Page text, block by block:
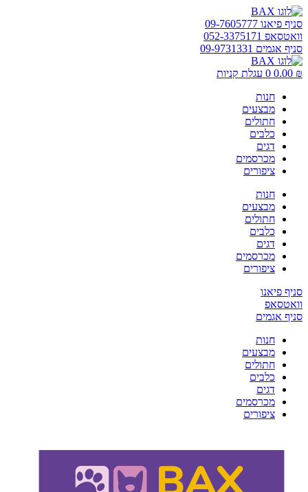
דלג
לתוכן
סניף פיאנו 09-7605777
וואטסאפ 052-3375171
סניף אגמים 09-9731331
0.00 ₪
0 עגלת קניות
חנות
מבצעים
חתולים
כלבים
דגים
מכרסמים
ציפורים
חנות
מבצעים
חתולים
כלבים
דגים
מכרסמים
ציפורים
סניף פיאנו
וואטסאפ
סניף אגמים
חנות
מבצעים
חתולים
כלבים
דגים
מכרסמים
ציפורים